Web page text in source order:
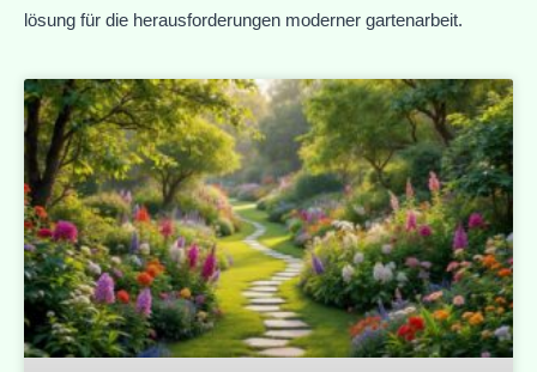
lösung für die herausforderungen moderner gartenarbeit.